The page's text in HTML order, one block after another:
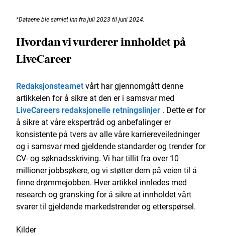
*Dataene ble samlet inn fra juli 2023 til juni 2024.
Hvordan vi vurderer innholdet på
LiveCareer
Redaksjonsteametvårt har gjennomgått denne
artikkelen for å sikre at den er i samsvar med
LiveCareers redaksjonelle retningslinjer . Dette er for
å sikre at våre ekspertråd og anbefalinger er
konsistente på tvers av alle våre karriereveiledninger
og i samsvar med gjeldende standarder og trender for
CV- og søknadsskriving. Vi har tillit fra over 10
millioner jobbsøkere, og vi støtter dem på veien til å
finne drømmejobben. Hver artikkel innledes med
research og gransking for å sikre at innholdet vårt
svarer til gjeldende markedstrender og etterspørsel.
Kilder